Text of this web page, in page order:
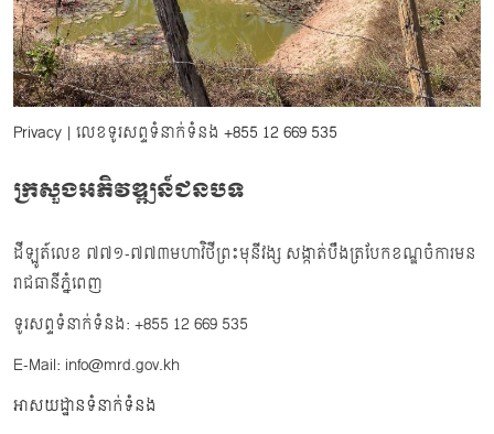
Privacy | លេខទូរសព្ទទំនាក់ទំនង +855 12 669 535
ក្រសួងអភិវឌ្ឍន៍ជនបទ
ដីឡូត៍លេខ ៧៧១-៧៧៣មហាវិថីព្រះមុនីវង្ស សង្កាត់បឹងត្របែកខណ្ឌចំការមន
រាជធានីភ្នំពេញ
ទូរសព្ទទំនាក់ទំនង: +855 12 669 535
E-Mail: info@mrd.gov.kh
អាសយដ្ឋានទំនាក់ទំនង